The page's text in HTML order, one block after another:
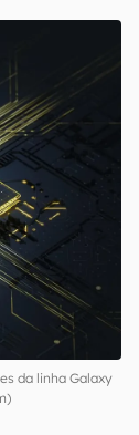
da linha Galaxy